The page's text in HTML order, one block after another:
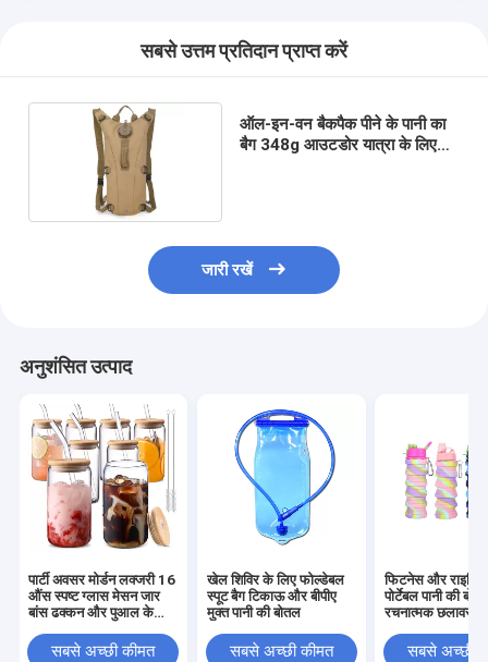
सबसे उत्तम प्रतिदान प्राप्त करें
ऑल-इन-वन बैकपैक पीने के पानी का
बैग 348g आउटडोर यात्रा के लिए
जारी रखें
अनुशंसित उत्पाद
पार्टी अवसर मोर्डन लक्जरी 16
औंस स्पष्ट ग्लास मेसन जार
बांस ढक्कन और पुआल के
सबसे अच्छी कीमत
खेल शिविर के लिए फोल्डेबल
स्पूट बैग टिकाऊ और बीपीए
मुक्त पानी की बोतल
सबसे अच्छी कीमत
फिटनेस और
पोर्टेबल पानी की
रचनात्मक छलावरण
सबसे अच्छी